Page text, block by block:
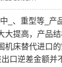
_、重型等_产
大提高，产品
床替代进口
口逆差金额并